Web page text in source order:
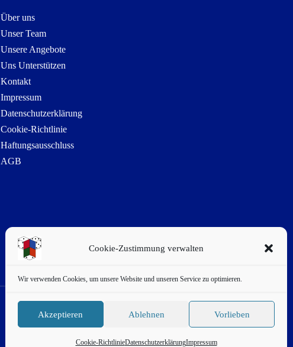
Cookie-Zustimmung verwalten
Wir verwenden Cookies, um unsere Website und unseren Service zu optimieren.
Akzeptieren Ablehnen Vorlieben
Cookie-RichtlinieDatenschutzerklärungImpressum
Über uns
Unser Team
Unsere Angebote
Uns Unterstützen
Kontakt
Impressum
Datenschutzerklärung
Cookie-Richtlinie
Haftungsausschluss
AGB